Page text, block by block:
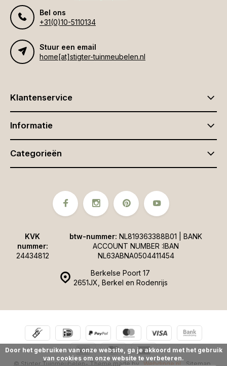
Bel ons
+31(0)10-5110134
Stuur een email
home[at]stigter-tuinmeubelen.nl
Klantenservice
Informatie
Categorieën
Berkelse Poort 17
2651JX, Berkel en Rodenrijs
KVK
nummer:
24434812
btw-nummer: NL819363388B01 | BANK
ACCOUNT NUMBER :IBAN
NL63ABNA0504411454
© Stigter Tuinmeubelen- Theme made by Webdinge.nl Sitemap
Door het gebruiken van onze website, ga je akkoord met het gebruik
van cookies om onze website te verbeteren.